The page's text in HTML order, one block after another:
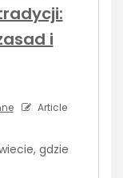
i
Article
gdzie